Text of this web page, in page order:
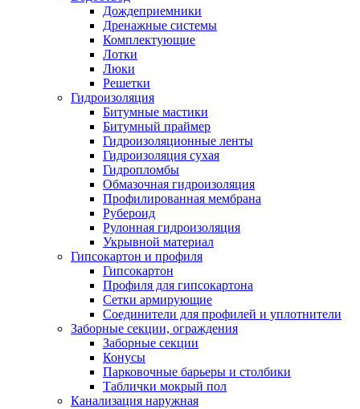
Дождеприемники
Дренажные системы
Комплектующие
Лотки
Люки
Решетки
Гидроизоляция
Битумные мастики
Битумный праймер
Гидроизоляционные ленты
Гидроизоляция сухая
Гидропломбы
Обмазочная гидроизоляция
Профилированная мембрана
Рубероид
Рулонная гидроизоляция
Укрывной материал
Гипсокартон и профиля
Гипсокартон
Профиля для гипсокартона
Сетки армирующие
Соединители для профилей и уплотнители
Заборные секции, ограждения
Заборные секции
Конусы
Парковочные барьеры и столбики
Таблички мокрый пол
Канализация наружная